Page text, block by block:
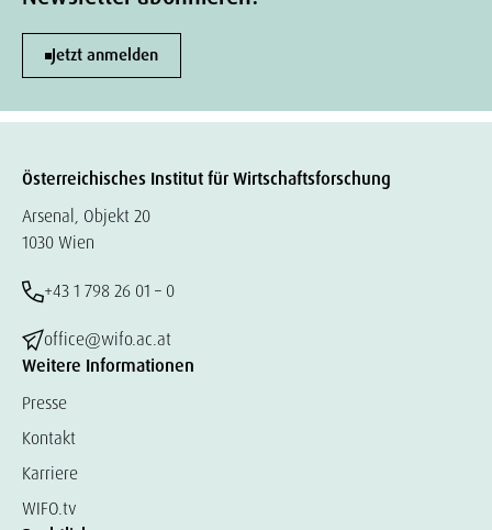
Jetzt anmelden
Österreichisches Institut für Wirtschaftsforschung
Arsenal, Objekt 20
1030 Wien
+43 1 798 26 01 – 0
office@wifo.ac.at
Weitere Informationen
Presse
Kontakt
Karriere
WIFO.tv